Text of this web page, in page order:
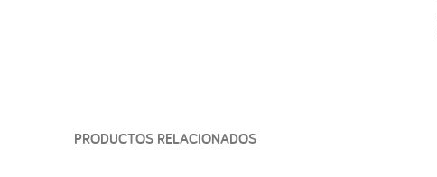
PRODUCTOS RELACIONADOS